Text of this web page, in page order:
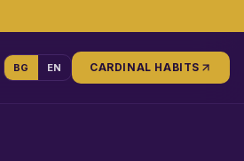
BG EN CARDINAL HABITS